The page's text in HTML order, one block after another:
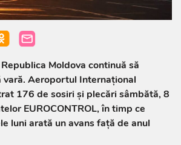
Moldova continuă să
vară. Aeroportul Internațional
176 de sosiri și plecări sâmbătă, 8
EUROCONTROL, în timp ce
luni arată un avans față de anul